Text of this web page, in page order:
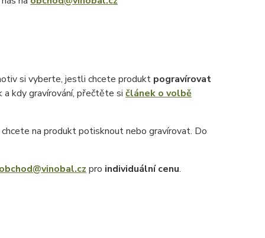
si vyberte, jestli chcete produkt pogravírovat
kdy gravírování, přečtěte si článek o volbě
na produkt potisknout nebo gravírovat. Do
pro individuální cenu.